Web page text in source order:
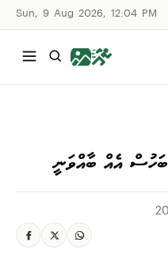
Sun, 9 Aug 2026, 12:04 PM
އެއް ބާއްވަނީ